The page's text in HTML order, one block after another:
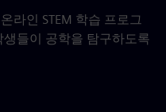
라인 STEM 학습 프로그
들이 공학을 탐구하도록